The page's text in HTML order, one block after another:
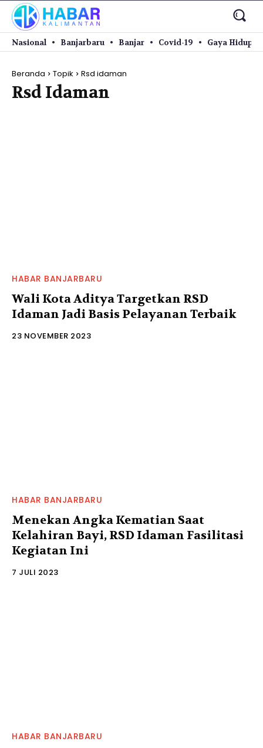
Nasional Banjarbaru Banjar Covid-19 Gaya Hidup
Beranda Topik Rsd idaman
Rsd Idaman
HABAR BANJARBARU
Wali Kota Aditya Targetkan RSD
Idaman Jadi Basis Pelayanan Terbaik
23 NOVEMBER 2023
HABAR BANJARBARU
Menekan Angka Kematian Saat
Kelahiran Bayi, RSD Idaman Fasilitasi
Kegiatan Ini
7 JULI 2023
HABAR BANJARBARU